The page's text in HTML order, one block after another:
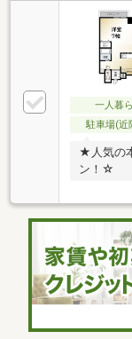
一人暮
駐車場(近
★人気の
ン！☆